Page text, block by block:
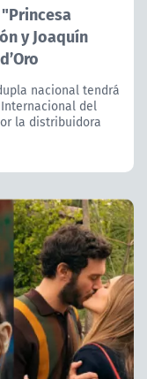
y Joaquín
nacional tendrá
del
la distribuidora